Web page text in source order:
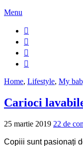
Menu
Home, Lifestyle, My
Carioci
25 martie 2019 22 de
Copiii sunt pasionați